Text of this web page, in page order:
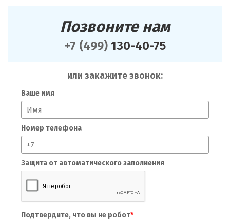
Позвоните нам
+7 (499) 130-40-75
или закажите звонок:
Ваше имя
Номер телефона
Защита от автоматического заполнения
Подтвердите, что вы не робот*